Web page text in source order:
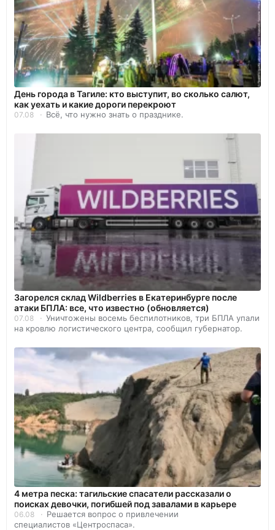
День города в Тагиле: кто выступит, во сколько салют,
как уехать и какие дороги перекроют
07.08 Всё, что нужно знать о празднике.
Загорелся склад Wildberries в Екатеринбурге после
атаки БПЛА: все, что известно (обновляется)
07.08
Уничтожены восемь беспилотников, три БПЛА упали
на кровлю логистического центра, сообщил губернатор.
4 метра песка: тагильские спасатели рассказали о
поисках девочки, погибшей под завалами в карьере
06.08
Решается вопрос о привлечении
специалистов «Центроспаса».